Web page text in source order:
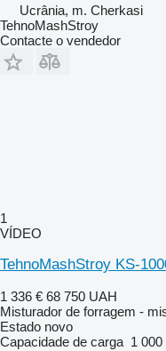
Ucrânia, m. Cherkasi
TehnoMashStroy
Contacte o vendedor
1
VÍDEO
TehnoMashStroy KS-
1 336 € 68 750 UAH
Misturador de forragem -
Estado novo
Capacidade de carga 1 000